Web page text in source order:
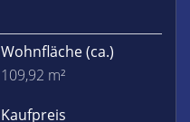
Wohnfläche(ca.)
109,92 m²
Kaufpreis